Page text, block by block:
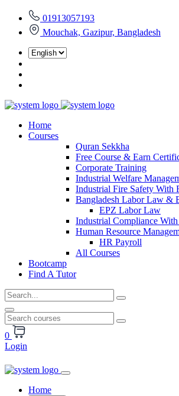
01913057193
Mouchak, Gazipur, Bangladesh
Home
Courses
Quran Sekkha
Free Course & Earn
Corporate Training
Industrial Welfare
Industrial Fire Safety With
Bangladesh Labor Law &
EPZ Labor Law
Industrial Compliance
Human Resource
HR Payroll
All Courses
Bootcamp
Find A Tutor
0
Login
Home